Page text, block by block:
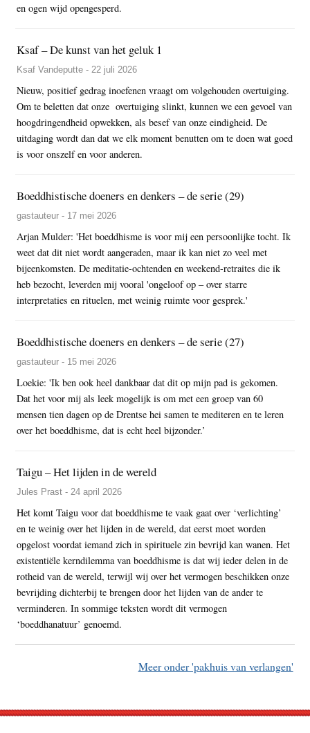
en ogen wijd opengesperd.
Ksaf – De kunst van het geluk 1
Ksaf Vandeputte - 22 juli 2026
Nieuw, positief gedrag inoefenen vraagt om volgehouden overtuiging.
Om te beletten dat onze overtuiging slinkt, kunnen we een gevoel van
hoogdringendheid opwekken, als besef van onze eindigheid. De
uitdaging wordt dan dat we elk moment benutten om te doen wat goed
is voor onszelf en voor anderen.
Boeddhistische doeners en denkers – de serie (29)
gastauteur - 17 mei 2026
Arjan Mulder: 'Het boeddhisme is voor mij een persoonlijke tocht. Ik
weet dat dit niet wordt aangeraden, maar ik kan niet zo veel met
bijeenkomsten. De meditatie-ochtenden en weekend-retraites die ik
heb bezocht, leverden mij vooral 'ongeloof op – over starre
interpretaties en rituelen, met weinig ruimte voor gesprek.'
Boeddhistische doeners en denkers – de serie (27)
gastauteur - 15 mei 2026
Loekie: 'Ik ben ook heel dankbaar dat dit op mijn pad is gekomen.
Dat het voor mij als leek mogelijk is om met een groep van 60
mensen tien dagen op de Drentse hei samen te mediteren en te leren
over het boeddhisme, dat is echt heel bijzonder.’
Taigu – Het lijden in de wereld
Jules Prast - 24 april 2026
Het komt Taigu voor dat boeddhisme te vaak gaat over ‘verlichting’
en te weinig over het lijden in de wereld, dat eerst moet worden
opgelost voordat iemand zich in spirituele zin bevrijd kan wanen. Het
existentiële kerndilemma van boeddhisme is dat wij ieder delen in de
rotheid van de wereld, terwijl wij over het vermogen beschikken onze
bevrijding dichterbij te brengen door het lijden van de ander te
verminderen. In sommige teksten wordt dit vermogen
‘boeddhanatuur’ genoemd.
Meer onder 'pakhuis van verlangen'